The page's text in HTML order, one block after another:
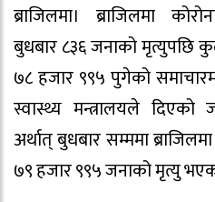
ब्राजिलमा। ब्राजिलमा
बुधबार ८३६ जनाको
७८ हजार ९९५ पुगेको
स्वास्थ्य मन्त्रालयले दिएको
अर्थात् बुधबार सम्ममा
७९ हजार ९९५ जनाको मृत्यु